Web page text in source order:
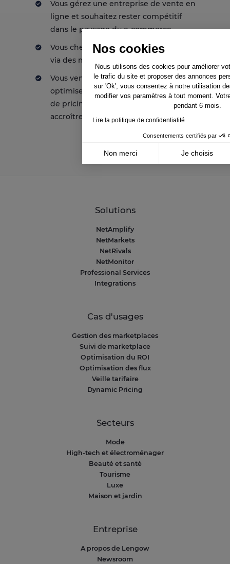
Nos cookies
Nous utilisons des cookies pour améliorer
le trafic du site et proposer des annonces
sur 'Ok', vous consentez à notre utilisation
modifier vos paramètres à tout moment.
pendant 6 mois.
Lire la politique de confidentialité
Consentements certifiés par
Non merci
Je choisis
Vous gérez une entreprise de vente en
ligne et souhaitez rester compétitif
dans le paysage du e-commerce.
Vous cherchez à développer vos ventes
via des marketplaces.
Vous vendez déjà en ligne et voulez
optimiser vos stratégies publicitaires,
de pricing ou de marketplace pour
accroître l’efficacité et la croissance.
Solutions
NetAmplify
NetMarkets
NetRivals
NetMonitor
Professional Services
Integrations
Cas d'usages
Gestion des marketplaces
Suivi de marketplace
Optimisation du ROI
Optimisation des flux
Veille tarifaire
Dynamic Pricing
Secteurs
Mode
High-tech et électroménager
Beauté et santé
Tourisme
Luxe
Maison et jardin
Entreprise
A propos de Lengow
Newsroom